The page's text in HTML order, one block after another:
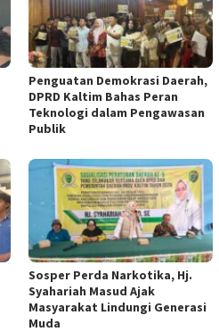
Penguatan Demokrasi Daerah,
DPRD Kaltim Bahas Peran
Teknologi dalam Pengawasan
Publik
Sosper Perda Narkotika, Hj.
Syahariah Masud Ajak
Masyarakat Lindungi Generasi
Muda